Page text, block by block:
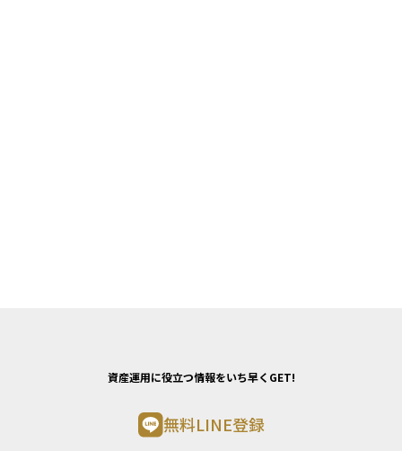
資産運用に役立つ情報をいち早くGET!
無料LINE登録